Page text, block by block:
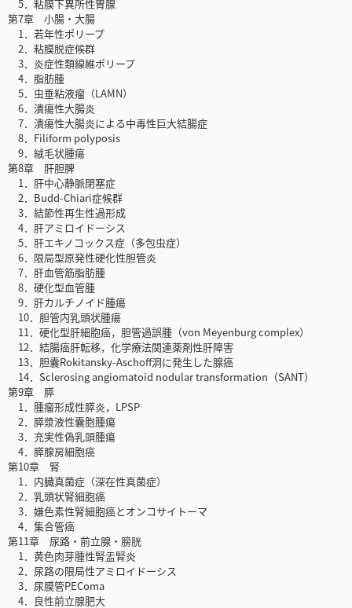
5．粘膜下異所性胃腺
第7章 小腸・大腸
1．若年性ポリープ
2．粘膜脱症候群
3．炎症性類線維ポリープ
4．脂肪腫
5．虫垂粘液瘤（LAMN）
6．潰瘍性大腸炎
7．潰瘍性大腸炎による中毒性巨大結腸症
8．Filiform polyposis
9．絨毛状腫瘍
第8章 肝胆脾
1．肝中心静脈閉塞症
2．Budd-Chiari症候群
3．結節性再生性過形成
4．肝アミロイドーシス
5．肝エキノコックス症（多包虫症）
6．限局型原発性硬化性胆管炎
7．肝血管筋脂肪腫
8．硬化型血管腫
9．肝カルチノイド腫瘍
10．胆管内乳頭状腫瘍
11．硬化型肝細胞癌，胆管過誤腫（von Meyenburg complex）
12．結腸癌肝転移，化学療法関連薬剤性肝障害
13．胆囊Rokitansky-Aschoff洞に発生した腺癌
14．Sclerosing angiomatoid nodular transformation（SANT）
第9章 膵
1．腫瘤形成性膵炎，LPSP
2．膵漿液性囊胞腫瘍
3．充実性偽乳頭腫瘍
4．膵腺房細胞癌
第10章 腎
1．内臓真菌症（深在性真菌症）
2．乳頭状腎細胞癌
3．嫌色素性腎細胞癌とオンコサイトーマ
4．集合管癌
第11章 尿路・前立腺・膀胱
1．黄色肉芽腫性腎盂腎炎
2．尿路の限局性アミロイドーシス
3．尿膜管PEComa
4．良性前立腺肥大